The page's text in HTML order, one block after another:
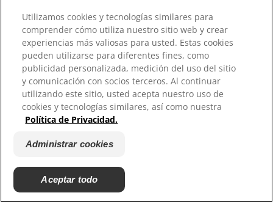
© 2026 Colgate-Palmolive Company. Todos los derechos
reservados.
Condiciones de uso
Política de privacidad
Gestionar Mis Derechos de Datos
Administrar cookies
No vender mi información personal
Utilizamos cookies y tecnologías similares para
comprender cómo utiliza nuestro sitio web y crear
experiencias más valiosas para usted. Estas cookies
pueden utilizarse para diferentes fines, como
publicidad personalizada, medición del uso del sitio
y comunicación con socios terceros. Al continuar
utilizando este sitio, usted acepta nuestro uso de
cookies y tecnologías similares, así como nuestra
Política de Privacidad.
Administrar cookies
Aceptar todo